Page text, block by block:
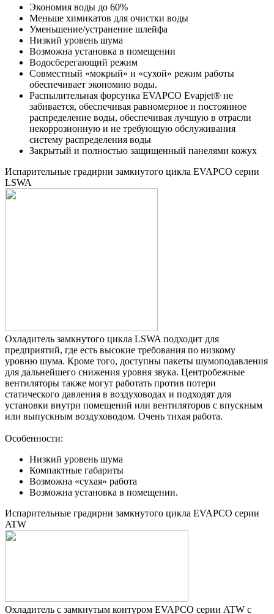
Экономия воды до 60%
Меньше химикатов для очистки воды
Уменьшение/устранение шлейфа
Низкий уровень шума
Возможна установка в помещении
Водосберегающий режим
Совместный «мокрый» и «сухой» режим работы
обеспечивает экономию воды.
Распылительная форсунка EVAPCO Evapjet® не
забивается, обеспечивая равномерное и постоянное
распределение воды, обеспечивая лучшую в отрасли
некоррозионную и не требующую обслуживания
систему распределения воды
Закрытый и полностью защищенный панелями кожух
Испарительные градирни замкнутого цикла EVAPCO серии
LSWA
Охладитель замкнутого цикла LSWA подходит для
предприятий, где есть высокие требования по низкому
уровню шума. Кроме того, доступны пакеты шумоподавления
для дальнейшего снижения уровня звука. Центробежные
вентиляторы также могут работать против потери
статического давления в воздуховодах и подходят для
установки внутри помещений или вентиляторов с впускным
или выпускным воздуховодом. Очень тихая работа.
Особенности:
Низкий уровень шума
Компактные габариты
Возможна «сухая» работа
Возможна установка в помещении.
Испарительные градирни замкнутого цикла EVAPCO серии
ATW
Охладитель с замкнутым контуром EVAPCO серии ATW с